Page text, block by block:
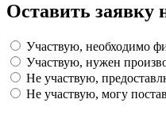
Оставить заявку
Участвую, необходимо
Участвую, нужен
Не участвую,
Не участвую, могу